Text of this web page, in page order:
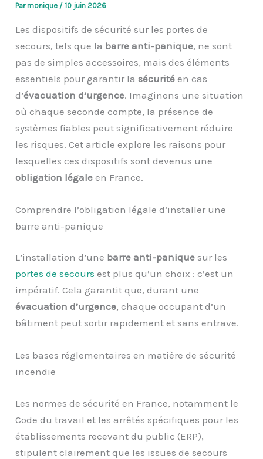
Parmonique /10 juin 2026
Les dispositifs de sécurité sur les portes de
secours, tels que la barre anti-panique, ne sont
pas de simples accessoires, mais des éléments
essentiels pour garantir lasécuritéen cas
d’évacuation d’urgence. Imaginons une situation
où chaque seconde compte, la présence de
systèmes fiables peut significativement réduire
les risques. Cet article explore les raisons pour
lesquelles ces dispositifs sont devenus une
obligation légale en France.
Comprendre l’obligation légale d’installer une
barre anti-panique
L’installation d’une barre anti-panique sur les
portes de secours est plus qu’un choix : c’est un
impératif. Cela garantit que, durant une
évacuation d’urgence, chaque occupant d’un
bâtiment peut sortir rapidement et sans entrave.
Les bases réglementaires en matière de sécurité
incendie
Les normes de sécurité en France, notamment le
Code du travail et les arrêtés spécifiques pour les
établissements recevant du public (ERP),
stipulent clairement que les issues de secours